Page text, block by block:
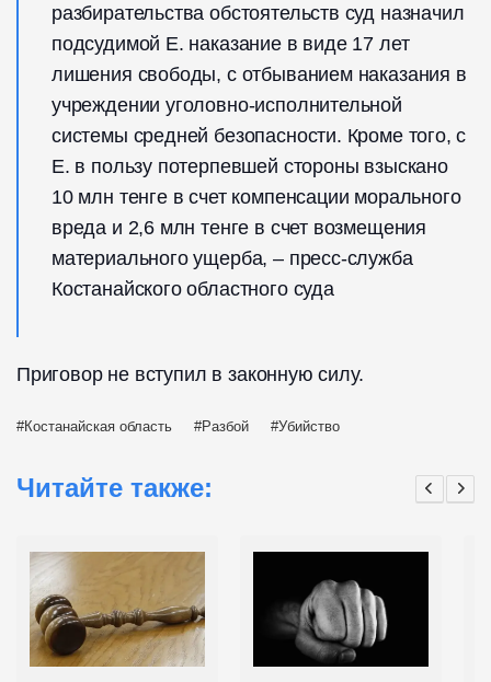
разбирательства обстоятельств суд назначил
подсудимой Е. наказание в виде 17 лет
лишения свободы, с отбыванием наказания в
учреждении уголовно-исполнительной
системы средней безопасности. Кроме того, с
Е. в пользу потерпевшей стороны взыскано
10 млн тенге в счет компенсации морального
вреда и 2,6 млн тенге в счет возмещения
материального ущерба, – пресс-служба
Костанайского областного суда
Приговор не вступил в законную силу.
Костанайская область Разбой Убийство
Читайте также: